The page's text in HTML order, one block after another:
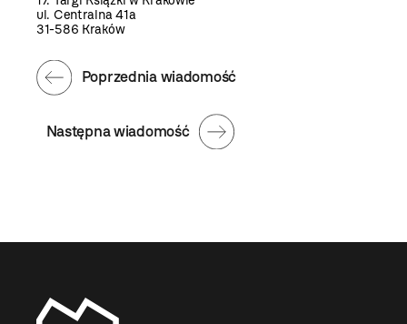
ul. Centralna 41a
31-586 Kraków
Następna wiadomość
Poprzednia wiadomość